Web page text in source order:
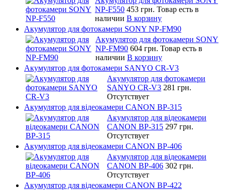
NP-F550 453 грн. Товар есть в
наличии В корзину
Акумулятор для фотокамери SONY NP-FM90
Акумулятор для фотокамери SONY
NP-FM90 604 грн. Товар есть в
наличии В корзину
Акумулятор для фотокамери SANYO CR-V3
Акумулятор для фотокамери
SANYO CR-V3 281 грн.
Отсутствует
Акумулятор для відеокамери CANON BP-315
Акумулятор для відеокамери
CANON BP-315 297 грн.
Отсутствует
Акумулятор для відеокамери CANON BP-406
Акумулятор для відеокамери
CANON BP-406 302 грн.
Отсутствует
Акумулятор для відеокамери CANON BP-422